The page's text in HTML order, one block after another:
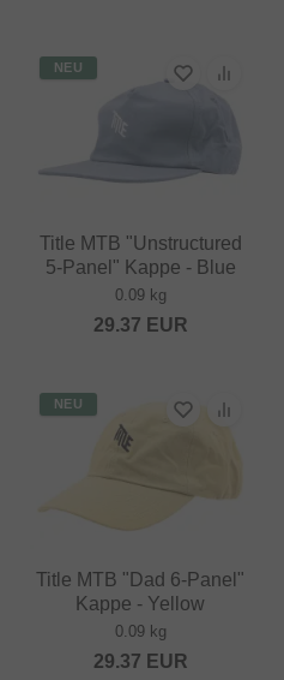
NEU
Title MTB "Unstructured
5-Panel" Kappe - Blue
0.09 kg
29.37 EUR
NEU
Title MTB "Dad 6-Panel"
Kappe - Yellow
0.09 kg
29.37 EUR